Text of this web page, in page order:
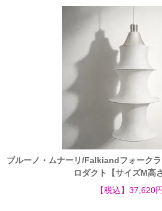
ブルーノ・ムナーリ/Falkiandフォーク
ロダクト【サイズM高
【税込】37,620